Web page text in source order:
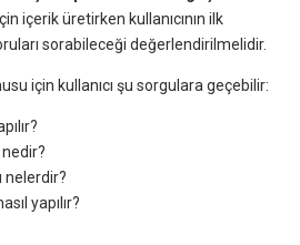
içerik üretirken kullanıcının ilk
sorabileceği değerlendirilmelidir.
için kullanıcı şu sorgulara geçebilir:
nelerdir?
yapılır?